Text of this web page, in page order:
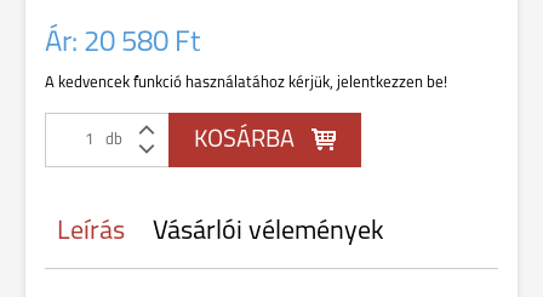
Ár: 20 580 Ft
A kedvencek funkció használatához kérjük, jelentkezzen be!
db
Leírás Vásárlói vélemények